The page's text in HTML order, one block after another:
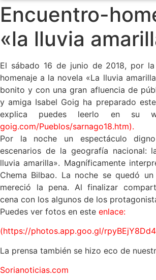
Encuentro-
«la lluvia
El sábado 16 de junio de 2018, por
homenaje a la novela «La lluvia
bonito y con una gran afluencia de
y amiga Isabel Goig ha preparado
explica puedes leerlo en su
goig.com/Pueblos/sarnago18.htm).
Por la noche un espectáculo
escenarios de la geografía nacional:
lluvia amarilla». Magníficamente
Chema Bilbao. La noche se quedó
mereció la pena. Al finalizar
cena con los algunos de los
Puedes ver fotos en este enlace:
(https://photos.app.goo.gl/
La prensa también se hizo eco de
Sorianoticias.com